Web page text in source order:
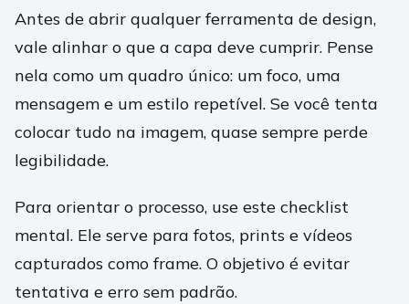
Antes de abrir qualquer ferramenta de design,
vale alinhar o que a capa deve cumprir. Pense
nela como um quadro único: um foco, uma
mensagem e um estilo repetível. Se você tenta
colocar tudo na imagem, quase sempre perde
legibilidade.
Para orientar o processo, use este checklist
mental. Ele serve para fotos, prints e vídeos
capturados como frame. O objetivo é evitar
tentativa e erro sem padrão.